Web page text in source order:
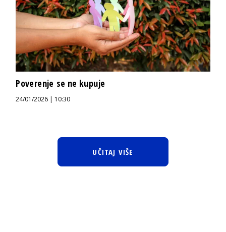
Poverenje se ne kupuje
24/01/2026 | 10:30
UČITAJ VIŠE